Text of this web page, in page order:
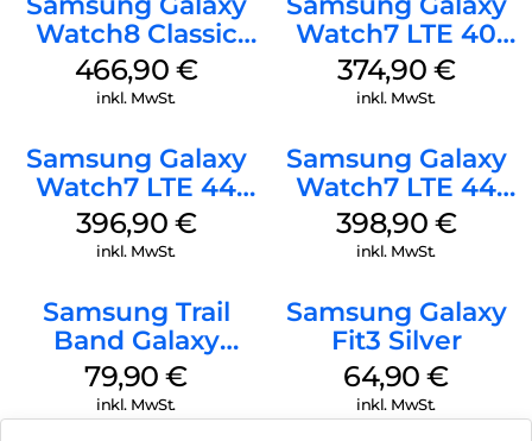
Watch8 Classic
White
466,90 €
inkl. MwSt.
Watch7 LTE 40
mm Cream
374,90 €
inkl. MwSt.
Samsung Galaxy
Watch7 LTE 44
mm Green
396,90 €
inkl. MwSt.
Samsung Galaxy
Watch7 LTE 44
mm Silver
398,90 €
inkl. MwSt.
Samsung Trail
Band Galaxy
Watch Ultra
Orange
79,90€
inkl. MwSt.
Samsung Galaxy
Fit3 Silver
64,90€
inkl. MwSt.